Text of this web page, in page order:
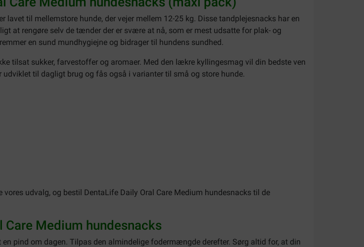
er lavet til mellemstore hunde, der vejer mellem 12-25 kg. Disse tandplejesnacks har en
at rengøre selv de tænder der er svære at nå, som er mest udsatte for plak- og
en sund mundhygiejne og bidrager til hundens sundhed.
tilsat sukker, farvestoffer og aromaer. Med den lækre kyllingesmag vil din bedste ven
til dagligt brug og fås også i varianter til små og store hunde.
udvalg, og bestil DentaLife Daily Oral Care Medium hundesnacks til de
Medium hundesnacks
pind om dagen. Tilpas den almindelige fodermængde derefter. Sørg altid for, at din